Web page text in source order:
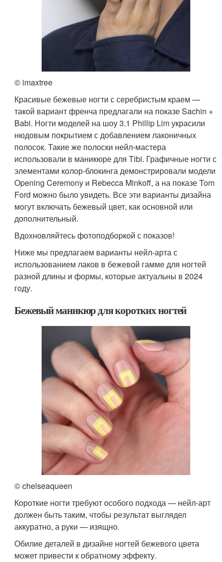
© imaxtree
Красивые бежевые ногти с серебристым краем —
такой вариант френча предлагали на показе Sachin +
Babi. Ногти моделей на шоу 3.1 Phillip Lim украсили
нюдовым покрытием с добавлением лаконичных
полосок. Такие же полоски нейл-мастера
использовали в маникюре для Tibi. Графичные ногти с
элементами колор-блокинга демонстрировали модели
Opening Ceremony и Rebecca Minkoff, а на показе Tom
Ford можно было увидеть. Все эти варианты дизайна
могут включать бежевый цвет, как основной или
дополнительный.
Вдохновляйтесь фотоподборкой с показов!
Ниже мы предлагаем варианты нейл-арта с
использованием лаков в бежевой гамме для ногтей
разной длины и формы, которые актуальны в 2024
году.
Бежевый маникюр для коротких ногтей
© chelseaqueen
Короткие ногти требуют особого подхода — нейл-арт
должен быть таким, чтобы результат выглядел
аккуратно, а руки — изящно.
Обилие деталей в дизайне ногтей бежевого цвета
может привести к обратному эффекту.